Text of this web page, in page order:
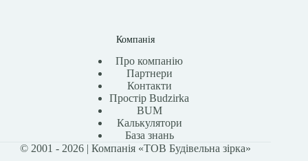
Компанія
Про компанію
Партнери
Контакти
Простір Budzirka
BUM
Калькулятори
База знань
© 2001 - 2026 | Компанія «ТОВ Будівельна зірка»